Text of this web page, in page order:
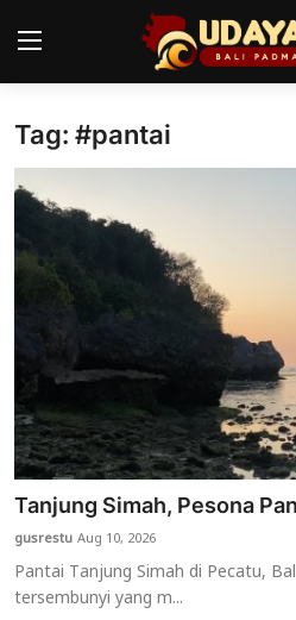
Home
Pura
Desa Adat
Tradisi
Kearifan lokal
Alam Bali
Seni
Kisah
Usadha
Tag: #pantai
Tanjung Simah, Pesona
gusrestuAug 10, 2026
Pantai Tanjung Simah di Pecatu,
tersembunyi yang m...